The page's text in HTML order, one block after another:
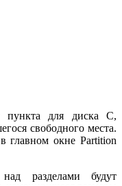
для диска C,
свободного места.
окне Partition
разделами будут